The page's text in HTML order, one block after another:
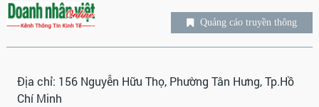
Quảng cáo truyền thông
Địa chỉ: 156 Nguyễn Hữu Thọ, Phường Tân Hưng, Tp.Hồ
Chí Minh